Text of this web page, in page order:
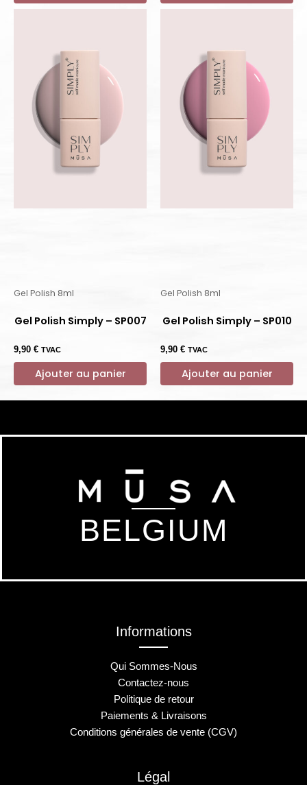
Gel Polish 8ml
Gel Polish Simply – SP007
9,90 € TVAC
Ajouter au panier
Gel Polish 8ml
Gel Polish Simply – SP010
9,90 € TVAC
Ajouter au panier
BELGIUM
Informations
Qui Sommes-Nous
Contactez-nous
Politique de retour
Paiements & Livraisons
Conditions générales de vente (CGV)
Légal